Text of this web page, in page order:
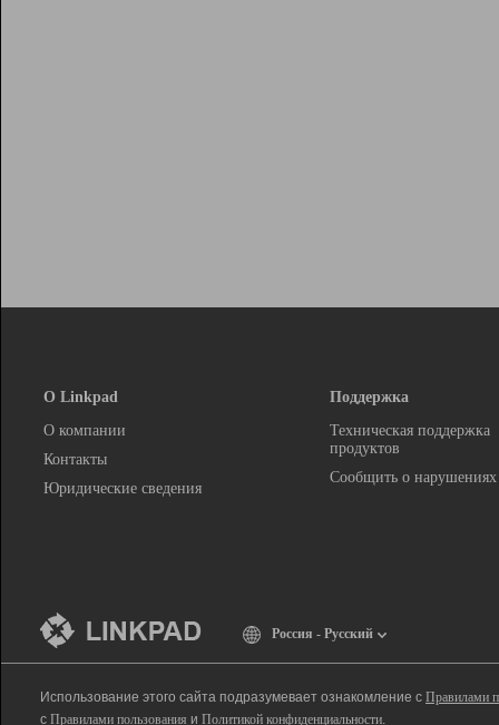
О Linkpad
О компании
Контакты
Юридические сведения
Поддержка
Техническая поддержка
продуктов
Сообщить о нарушениях
Россия - Русский
Использование этого сайта подразумевает ознакомление с Правилами
с Правилами пользования и Политикой конфиденциальности.